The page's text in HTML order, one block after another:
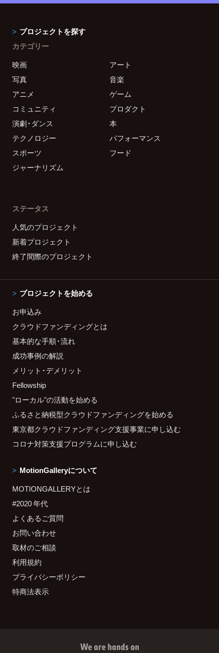
プロジェクトを探す
カテゴリー
映画
アート
写真
音楽
アニメ
ゲーム
コミュニティ
プロダクト
演劇・ダンス
本
テクノロジー
パフォーマンス
スポーツ
フード
ジャーナリズム
ステータス
人気のプロジェクト
新着プロジェクト
終了間際のプロジェクト
プロジェクトを始める
お申込み
クラウドファンディングとは
基本的な手順・流れ
成功事例の解説
メリット・デメリット
Fellowship
"ローカル"の活動を始める
ふるさと納税型クラウドファンディングを始める
東京都クラウドファンディング支援事業に申し込む
コロナ対策支援プログラムに申し込む
MotionGalleryについて
MOTIONGALLERYとは
#2020 年代
よくあるご質問
お問い合わせ
取材のご相談
利用規約
プライバシーポリシー
特商法表示
We are hands on